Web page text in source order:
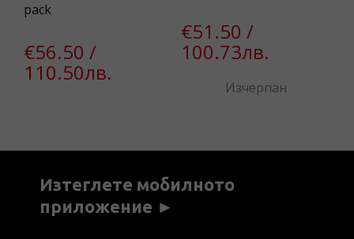
pack
€56.50 /
110.50лв.
€51.50 /
100.73лв.
Изчерпан
Изтеглете мобилното
приложение ►